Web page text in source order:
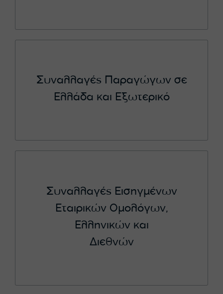
Συναλλαγές Παραγώγων σε
Ελλάδα και Εξωτερικό
Συναλλαγές Εισηγμένων
Εταιρικών Ομολόγων,
Ελληνικών και
Διεθνών